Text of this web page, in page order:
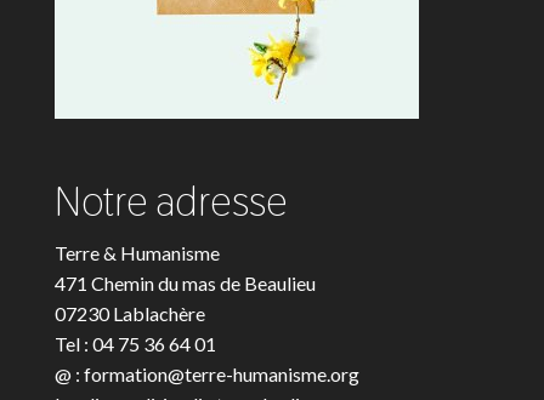
Notre adresse
Terre & Humanisme
471 Chemin du mas de Beaulieu
07230 Lablachère
Tel : 04 75 36 64 01
@ : formation@terre-humanisme.org